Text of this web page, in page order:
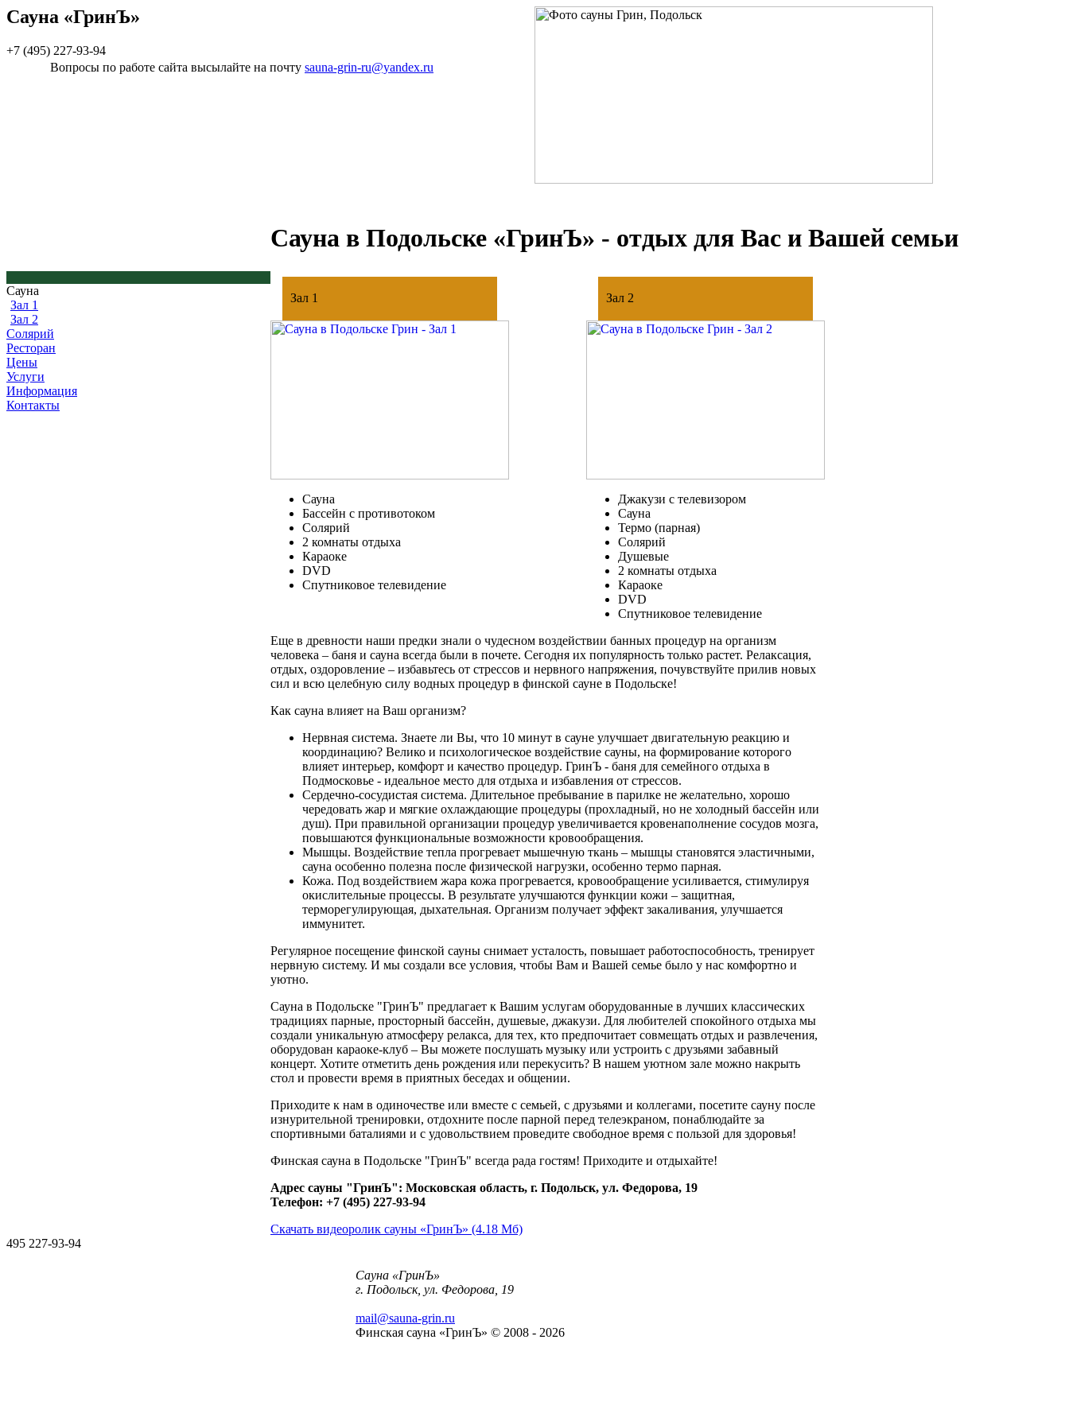
Сауна «ГринЪ»
+7 (495) 227-93-94
Вопросы по работе сайта высылайте на почту sauna-grin-ru@yandex.ru
Сауна
Зал 1
Зал 2
Солярий
Ресторан
Цены
Услуги
Информация
Контакты
Сауна в Подольске «ГринЪ» - отдых для Вас и Вашей семьи
Зал 1
Сауна
Бассейн с противотоком
Солярий
2 комнаты отдыха
Караоке
DVD
Спутниковое телевидение
Зал 2
Джакузи с телевизором
Сауна
Термо (парная)
Солярий
Душевые
2 комнаты отдыха
Караоке
DVD
Спутниковое телевидение
Еще в древности наши предки знали о чудесном воздействии банных процедур на организм
человека – баня и сауна всегда были в почете. Сегодня их популярность только растет. Релаксация,
отдых, оздоровление – избавьтесь от стрессов и нервного напряжения, почувствуйте прилив новых
сил и всю целебную силу водных процедур в финской сауне в Подольске!
Как сауна влияет на Ваш организм?
Нервная система. Знаете ли Вы, что 10 минут в сауне улучшает двигательную реакцию и
координацию? Велико и психологическое воздействие сауны, на формирование которого
влияет интерьер, комфорт и качество процедур. ГринЪ - баня для семейного отдыха в
Подмосковье - идеальное место для отдыха и избавления от стрессов.
Сердечно-сосудистая система. Длительное пребывание в парилке не желательно, хорошо
чередовать жар и мягкие охлаждающие процедуры (прохладный, но не холодный бассейн или
душ). При правильной организации процедур увеличивается кровенаполнение сосудов мозга,
повышаются функциональные возможности кровообращения.
Мышцы. Воздействие тепла прогревает мышечную ткань – мышцы становятся эластичными,
сауна особенно полезна после физической нагрузки, особенно термо парная.
Кожа. Под воздействием жара кожа прогревается, кровообращение усиливается, стимулируя
окислительные процессы. В результате улучшаются функции кожи – защитная,
терморегулирующая, дыхательная. Организм получает эффект закаливания, улучшается
иммунитет.
Регулярное посещение финской сауны снимает усталость, повышает работоспособность, тренирует
нервную систему. И мы создали все условия, чтобы Вам и Вашей семье было у нас комфортно и
уютно.
Сауна в Подольске "ГринЪ" предлагает к Вашим услугам оборудованные в лучших классических
традициях парные, просторный бассейн, душевые, джакузи. Для любителей спокойного отдыха мы
создали уникальную атмосферу релакса, для тех, кто предпочитает совмещать отдых и развлечения,
оборудован караоке-клуб – Вы можете послушать музыку или устроить с друзьями забавный
концерт. Хотите отметить день рождения или перекусить? В нашем уютном зале можно накрыть
стол и провести время в приятных беседах и общении.
Приходите к нам в одиночестве или вместе с семьей, с друзьями и коллегами, посетите сауну после
изнурительной тренировки, отдохните после парной перед телеэкраном, понаблюдайте за
спортивными баталиями и с удовольствием проведите свободное время с пользой для здоровья!
Финская сауна в Подольске "ГринЪ" всегда рада гостям! Приходите и отдыхайте!
Адрес сауны "ГринЪ": Московская область, г. Подольск, ул. Федорова, 19
Телефон: +7 (495) 227-93-94
Скачать видеоролик сауны «ГринЪ» (4.18 Мб)
495 227-93-94
Сауна «ГринЪ»
г. Подольск, ул. Федорова, 19
mail@sauna-grin.ru
Финская сауна «ГринЪ» © 2008 - 2026